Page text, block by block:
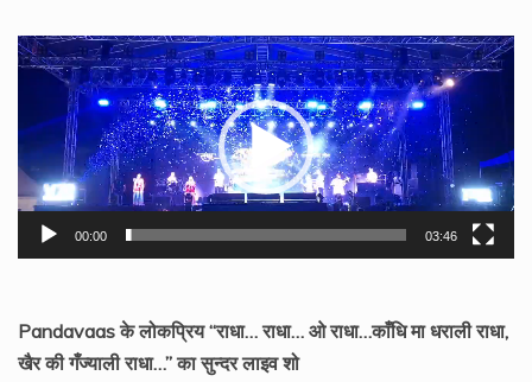
Video
Player
00:00 03:46
Pandavaas के लोकप्रिय “राधा… राधा… ओ राधा…काँधि मा धराली राधा,
खैर की गँज्याली राधा…” का सुन्दर लाइव शो